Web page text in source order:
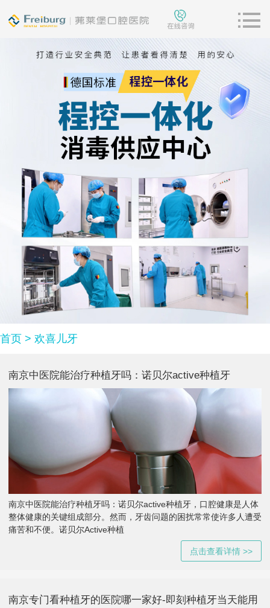
首页 > 欢喜儿牙
南京中医院能治疗种植牙吗：诺贝尔active种植牙
南京中医院能治疗种植牙吗：诺贝尔active种植牙，口腔健康是人体
整体健康的关键组成部分。然而，牙齿问题的困扰常常使许多人遭受
痛苦和不便。诺贝尔Active种植
点击查看详情 >>
南京专门看种植牙的医院哪一家好-即刻种植牙当天能用